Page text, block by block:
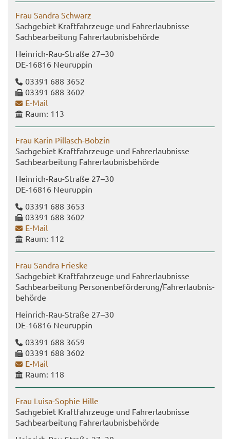
Frau San­dra Schwarz
Sach­ge­biet Kraft­fahr­zeu­ge und Fahr­erlaub­nis­se
Sach­be­ar­bei­tung Fahr­erlaub­nis­be­hör­de
Heinrich-​Rau-Straße 27–30
DE-​16816 Neu­rup­pin
03391 688 3652
03391 688 3602
E-​Mail
Raum: 113
Frau Karin Pillasch-​Bobzin
Sach­ge­biet Kraft­fahr­zeu­ge und Fahr­erlaub­nis­se
Sach­be­ar­bei­tung Fahr­erlaub­nis­be­hör­de
Heinrich-​Rau-Straße 27–30
DE-​16816 Neu­rup­pin
03391 688 3653
03391 688 3602
E-​Mail
Raum: 112
Frau San­dra Fries­ke
Sach­ge­biet Kraft­fahr­zeu­ge und Fahr­erlaub­nis­se
Sach­be­ar­bei­tung Per­so­nen­be­för­de­rung/Fahr­erlaub­nis­
be­hör­de
Heinrich-​Rau-Straße 27–30
DE-​16816 Neu­rup­pin
03391 688 3659
03391 688 3602
E-​Mail
Raum: 118
Frau Luisa-​Sophie Hille
Sach­ge­biet Kraft­fahr­zeu­ge und Fahr­erlaub­nis­se
Sach­be­ar­bei­tung Fahr­erlaub­nis­be­hör­de